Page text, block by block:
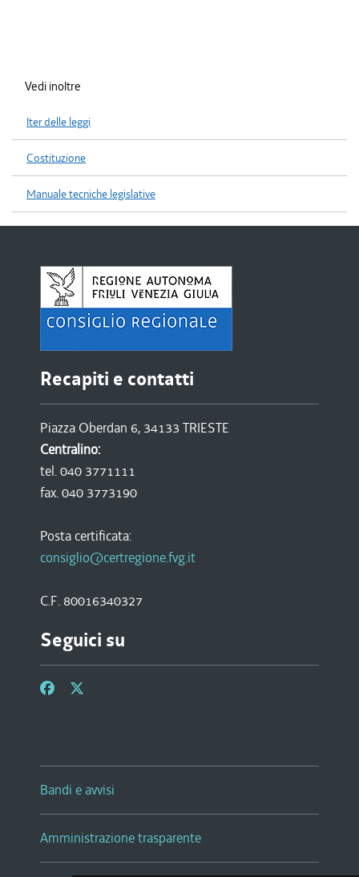
Vedi inoltre
Iter delle leggi
Costituzione
Manuale tecniche legislative
Recapiti e contatti
Piazza Oberdan 6, 34133 TRIESTE
Centralino:
tel. 040 3771111
fax. 040 3773190
Posta certificata:
consiglio@certregione.fvg.it
C.F. 80016340327
Seguici su
Bandi e avvisi
Amministrazione trasparente